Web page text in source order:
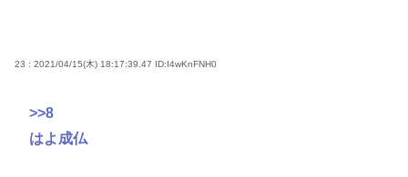
23 : 2021/04/15(木) 18:17:39.47 ID:I4wKnFNH0
>>8
はよ成仏